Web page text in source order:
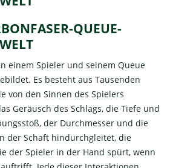
QUEUE-
einem Spieler und seinem Queue
Es besteht aus Tausenden
von den Sinnen des Spielers
Geräusch des Schlags, die Tiefe und
der Durchmesser und die
der Schaft hindurchgleitet, die
der Spieler in der Hand spürt, wenn